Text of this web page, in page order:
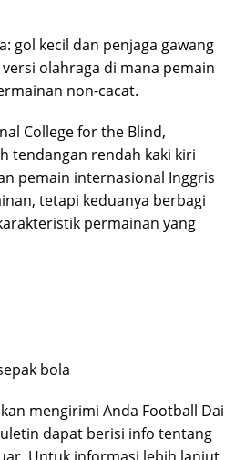
gol kecil dan penjaga gawang
olahraga di mana pemain
non-cacat.
College for the Blind,
tendangan rendah kaki kiri
pemain internasional Inggris
tetapi keduanya berbagi
permainan yang
bola
mengirimi Anda Football
dapat berisi info tentang